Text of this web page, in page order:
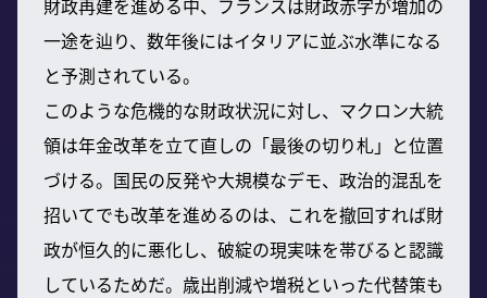
一途を辿り、数年後にはイタリアに並ぶ水準になる
と予測されている。
このような危機的な財政状況に対し、マクロン大統
領は年金改革を立て直しの「最後の切り札」と位置
づける。国民の反発や大規模なデモ、政治的混乱を
招いてでも改革を進めるのは、これを撤回すれば財
政が恒久的に悪化し、破綻の現実味を帯びると認識
しているためだ。歳出削減や増税といった代替策も